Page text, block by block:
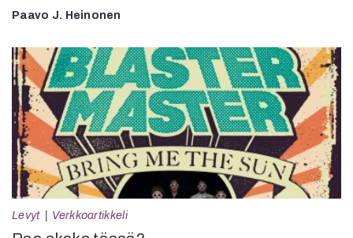
Paavo J. Heinonen
Levyt Verkkoartikkeli